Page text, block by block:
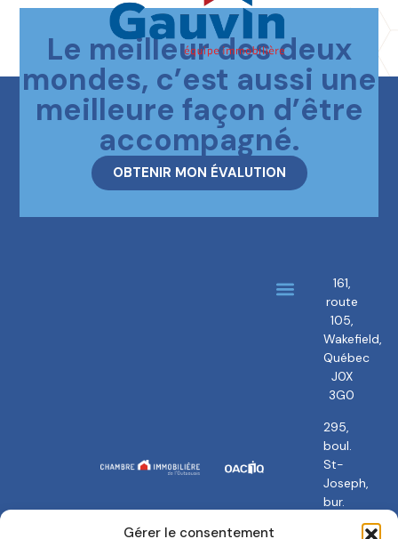
Gérer le consentement
Contactez-nous
Le meilleur des deux
mondes, c’est aussi une
meilleure façon d’être
accompagné.
OBTENIR MON ÉVALUTION
161,
route
105,
Wakefield,
Québec
J0X
3G0
295,
boul.
St-
Joseph,
bur.